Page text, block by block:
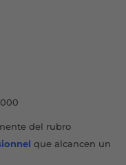
del rubro
que alcancen un